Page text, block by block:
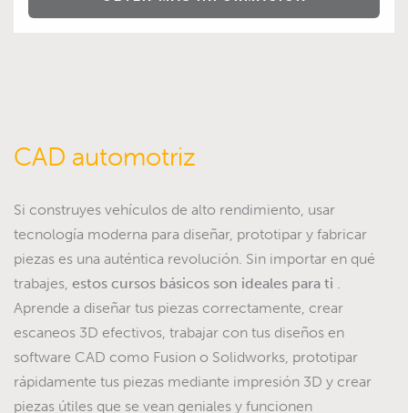
CAD automotriz
Si construyes vehículos de alto rendimiento, usar
tecnología moderna para diseñar, prototipar y fabricar
piezas es una auténtica revolución. Sin importar en qué
trabajes, estos cursos básicos son ideales para ti .
Aprende a diseñar tus piezas correctamente, crear
escaneos 3D efectivos, trabajar con tus diseños en
software CAD como Fusion o Solidworks, prototipar
rápidamente tus piezas mediante impresión 3D y crear
piezas útiles que se vean geniales y funcionen